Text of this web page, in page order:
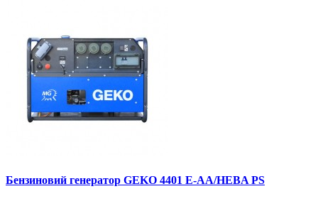
Бензиновий генератор GEKO 4401 E-AA/HEBA PS